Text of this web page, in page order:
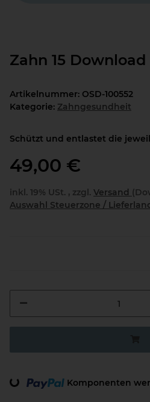
Zahn 15 Download
Artikelnummer: OSD-100552
Kategorie: Zahngesundheit
Schützt und entlastet die
49,00 €
inkl. 19% USt. , zzgl. Versand
Auswahl Steuerzone /
Loading... Komponenten